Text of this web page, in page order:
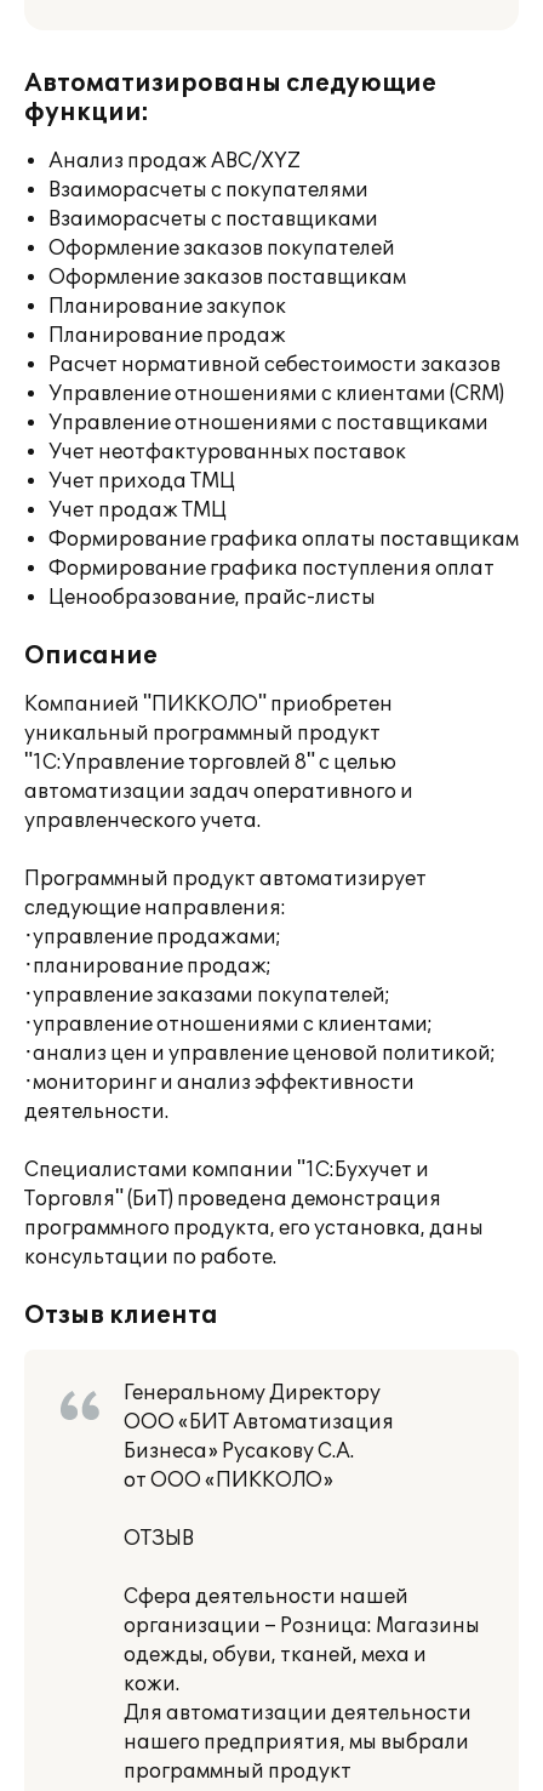
Автоматизированы следующие
функции:
Анализ продаж ABC/XYZ
Взаиморасчеты с покупателями
Взаиморасчеты с поставщиками
Оформление заказов покупателей
Оформление заказов поставщикам
Планирование закупок
Планирование продаж
Расчет нормативной себестоимости заказов
Управление отношениями с клиентами (CRM)
Управление отношениями с поставщиками
Учет неотфактурованных поставок
Учет прихода ТМЦ
Учет продаж ТМЦ
Формирование графика оплаты поставщикам
Формирование графика поступления оплат
Ценообразование, прайс-листы
Описание
Компанией "ПИККОЛО" приобретен
уникальный программный продукт
"1С:Управление торговлей 8" с целью
автоматизации задач оперативного и
управленческого учета.
Программный продукт автоматизирует
следующие направления:
·управление продажами;
·планирование продаж;
·управление заказами покупателей;
·управление отношениями с клиентами;
·анализ цен и управление ценовой политикой;
·мониторинг и анализ эффективности
деятельности.
Специалистами компании "1С:Бухучет и
Торговля" (БиТ) проведена демонстрация
программного продукта, его установка, даны
консультации по работе.
Отзыв клиента
Генеральному Директору
ООО «БИТ Автоматизация
Бизнеса» Русакову С.А.
от ООО «ПИККОЛО»
ОТЗЫВ
Сфера деятельности нашей
организации – Розница: Магазины
одежды, обуви, тканей, меха и
кожи.
Для автоматизации деятельности
нашего предприятия, мы выбрали
программный продукт